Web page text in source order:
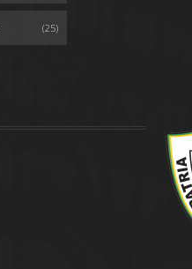
(25)